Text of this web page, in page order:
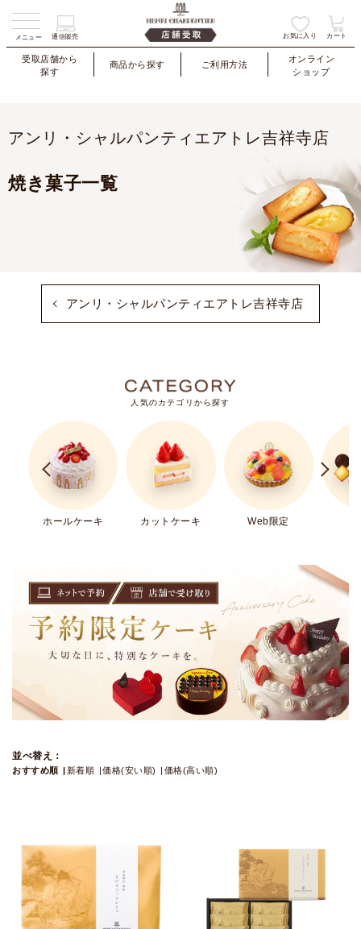
メニュー 通信販売 お気に入り カート
受取店舗から
探す
商品から探す ご利用方法
オンライン
ショップ
アンリ・シャルパンティエアトレ吉祥寺店
焼き菓子一覧
アンリ・シャルパンティエアトレ吉祥寺店
人気のカテゴリから探す
ホールケーキ カットケーキ Web限定
並べ替え：
おすすめ順 新着順 価格(安い順) 価格(高い順)